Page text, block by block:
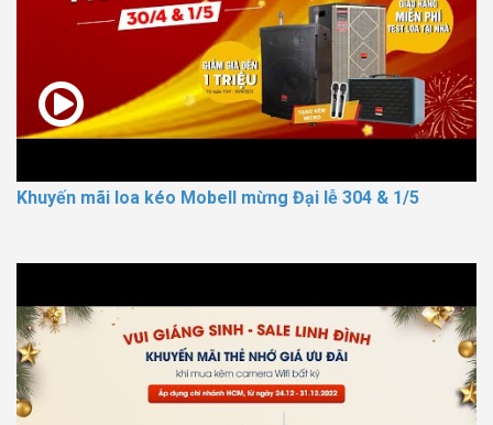
Khuyến mãi loa kéo Mobell mừng Đại lễ 304 & 1/5